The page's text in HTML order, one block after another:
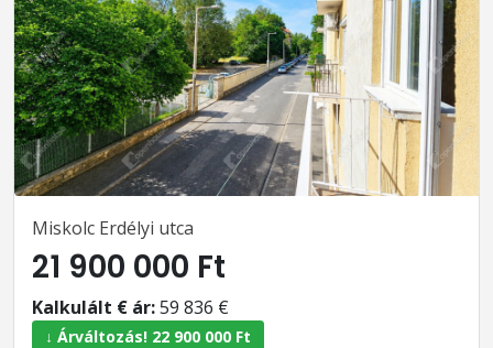
Miskolc Erdélyi utca
21 900 000 Ft
Kalkulált € ár:59 836 €
↓ Árváltozás! 22 900 000 Ft